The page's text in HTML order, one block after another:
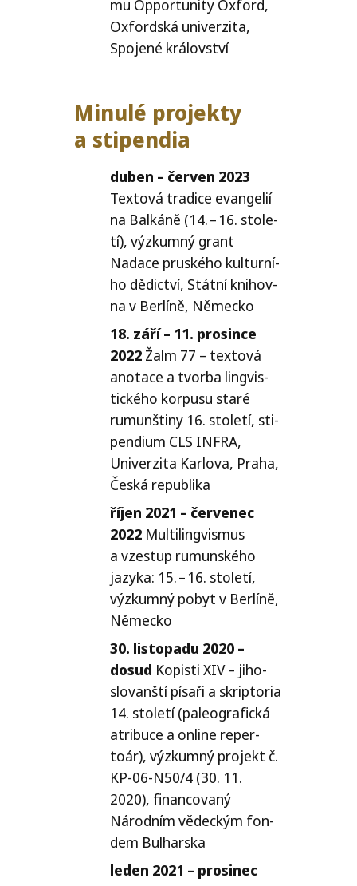
mu Opportunity Oxford,
Oxfordská uni­ver­zi­ta,
Spojené království
Minulé pro­jek­ty
a stipendia
duben – čer­ven 2023
Textová tra­di­ce evan­ge­lií
na Balkáně (14. – 16. sto­le­
tí), výzkum­ný grant
Nadace prus­ké­ho kul­tur­ní­
ho dědic­tví, Státní knihov­
na v Berlíně, Německo
18. září – 11. pro­sin­ce
2022 Žalm 77 – tex­to­vá
ano­ta­ce a tvor­ba lin­gvis­
tic­ké­ho kor­pu­su sta­ré
rumun­šti­ny 16. sto­le­tí, sti­
pen­di­um CLS INFRA,
Univerzita Karlova, Praha,
Česká republika
říjen 2021 – čer­ve­nec
2022 Multilingvismus
a vze­stup rumun­ské­ho
jazy­ka: 15. – 16. sto­le­tí,
výzkum­ný pobyt v Berlíně,
Německo
30. lis­to­pa­du 2020 –
dosud KopistiXIV– jiho­
slo­van­ští písa­ři a skrip­to­ria
14. sto­le­tí (pale­o­gra­fic­ká
atri­buce a onli­ne reper­
toár), výzkum­ný pro­jekt č.
KP-06-N50/4 (30. 11.
2020), finan­co­va­ný
Národním vědec­kým fon­
dem Bulharska
leden 2021 – pro­si­nec